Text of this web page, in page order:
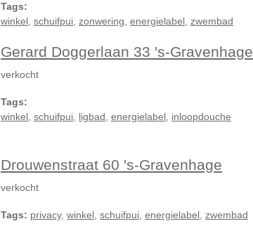
Tags:
winkel schuifpui zonwering energielabel zwembad
Gerard Doggerlaan 33 's-Gravenhage
verkocht
Tags:
winkel schuifpui ligbad energielabel inloopdouche
Drouwenstraat 60 's-Gravenhage
verkocht
Tags: privacy, winkel schuifpui energielabel zwembad